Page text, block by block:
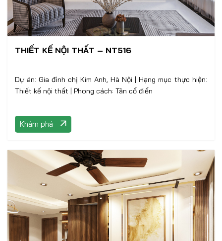
THIẾT KẾ NỘI THẤT – NT516
Dự án: Gia đình chị Kim Anh, Hà Nội | Hạng mục thực hiện:
Thiết kế nội thất | Phong cách: Tân cổ điển
Khám phá